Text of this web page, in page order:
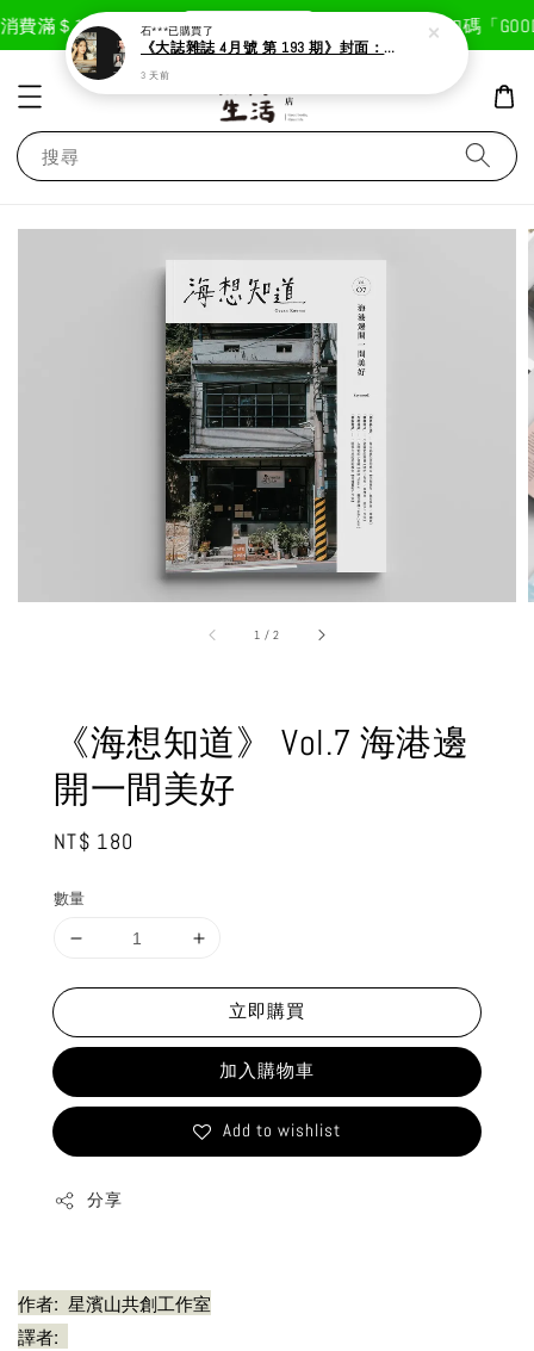
費滿＄1800免運費 現在去購物！ 首次註冊輸入折扣碼「
搜尋
1 /2
《海想知道》 Vol.7 海港邊
開一間美好
Regular
NT$ 180
數量
立即購買
加入購物車
Add to wishlist
分享
作者: 星濱山共創工作室
譯者:
石***已購買了
《大誌雜誌 4月號 第 193 期》封面：Solar 頌樂
3 天前